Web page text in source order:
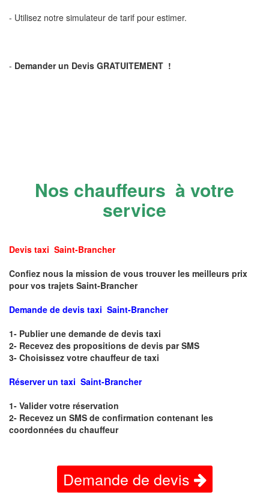
- Utilisez notre simulateur de tarif pour estimer.
- Demander un Devis GRATUITEMENT !
Nos chauffeurs à votre
service
Devis taxi Saint-Brancher
Confiez nous la mission de vous trouver les meilleurs prix
pour vos trajets Saint-Brancher
Demande de devis taxi Saint-Brancher
1- Publier une demande de devis taxi
2- Recevez des propositions de devis par SMS
3- Choisissez votre chauffeur de taxi
Réserver un taxi Saint-Brancher
1- Valider votre réservation
2- Recevez un SMS de confirmation contenant les
coordonnées du chauffeur
Demande de devis